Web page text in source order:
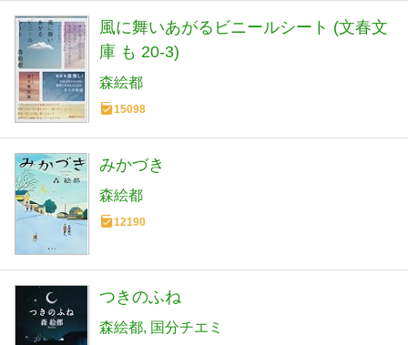
風に舞いあがるビニールシート (文春文
庫 も 20-3)
森絵都
15098
みかづき
森絵都
12190
つきのふね
森絵都 国分チエミ